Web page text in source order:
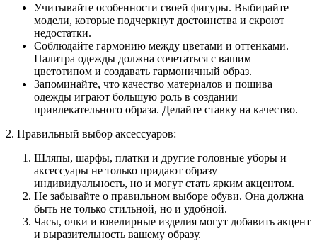
Учитывайте особенности своей фигуры. Выбирайте
модели, которые подчеркнут достоинства и скроют
недостатки.
Соблюдайте гармонию между цветами и оттенками.
Палитра одежды должна сочетаться с вашим
цветотипом и создавать гармоничный образ.
Запоминайте, что качество материалов и пошива
одежды играют большую роль в создании
привлекательного образа. Делайте ставку на качество.
2. Правильный выбор аксессуаров:
Шляпы, шарфы, платки и другие головные уборы и
аксессуары не только придают образу
индивидуальность, но и могут стать ярким акцентом.
Не забывайте о правильном выборе обуви. Она должна
быть не только стильной, но и удобной.
Часы, очки и ювелирные изделия могут добавить акцент
и выразительность вашему образу.